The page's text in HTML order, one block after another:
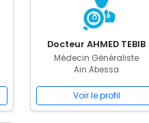
Docteur AHMED TEBIB
Médecin Généraliste
Ain Abessa
Voir le profil